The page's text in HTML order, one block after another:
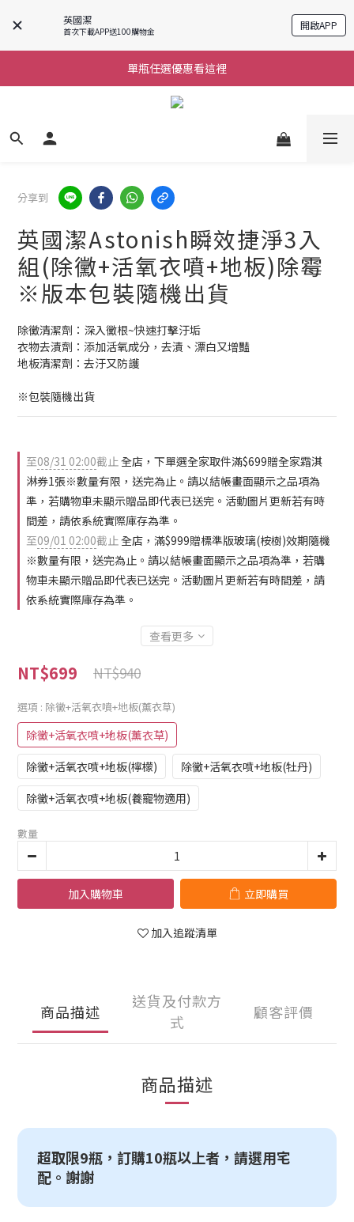
英國潔
首次下載APP送100購物金 開啟APP
購物滿$690免運
購物滿$690免運
單瓶任選優惠看這裡
購物滿$690免運
分享到
英國潔Astonish瞬效捷淨3入
組(除黴+活氧衣噴+地板)除霉
※版本包裝隨機出貨
除黴清潔劑：深入黴根~快速打擊汙垢
衣物去漬劑：添加活氧成分，去漬、漂白又增豔
地板清潔劑：去汙又防護
※包裝隨機出貨
至08/31 02:00截止全店，下單選全家取件滿$699贈全家霜淇
淋券1張※數量有限，送完為止。請以結帳畫面顯示之品項為
準，若購物車未顯示贈品即代表已送完。活動圖片更新若有時
間差，請依系統實際庫存為準。
至09/01 02:00截止全店，滿$999贈標準版玻璃(桉樹)效期隨機
※數量有限，送完為止。請以結帳畫面顯示之品項為準，若購
物車未顯示贈品即代表已送完。活動圖片更新若有時間差，請
依系統實際庫存為準。
查看更多
NT$699 NT$940
選項 : 除黴+活氧衣噴+地板(薰衣草)
除黴+活氧衣噴+地板(薰衣草)
除黴+活氧衣噴+地板(檸檬)
除黴+活氧衣噴+地板(牡丹)
除黴+活氧衣噴+地板(養寵物適用)
數量
加入購物車 立即購買
加入追蹤清單
商品描述
送貨及付款方
式
顧客評價
商品描述
超取限9瓶，訂購10瓶以上者，請選用宅
配。謝謝